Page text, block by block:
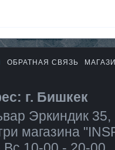
ОБРАТНАЯ СВЯЗЬ
г. Бишкек
Эркиндик 35,
магазина